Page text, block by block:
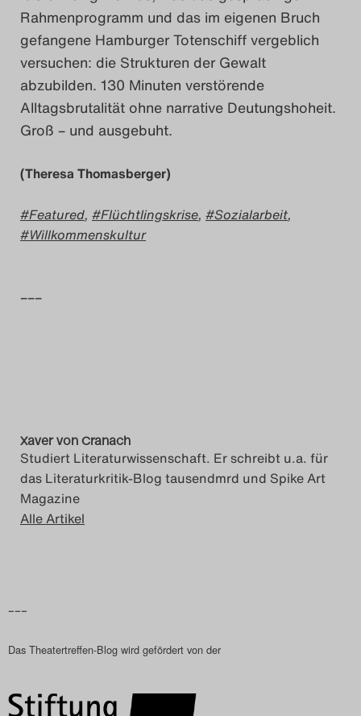
Rahmenprogramm und das im eigenen Bruch
gefangene Hamburger Totenschiff vergeblich
versuchen: die Strukturen der Gewalt
abzubilden. 130 Minuten verstörende
Alltagsbrutalität ohne narrative Deutungshoheit.
Groß – und ausgebuht.
(Theresa Thomasberger)
Featured, Flüchtlingskrise, Sozialarbeit,
Willkommenskultur
–––
Xaver von Cranach
Studiert Literaturwissenschaft. Er schreibt u.a. für
das Literaturkritik-Blog tausendmrd und Spike Art
Magazine
Alle Artikel
–––
Das Theatertreffen-Blog wird gefördert von der